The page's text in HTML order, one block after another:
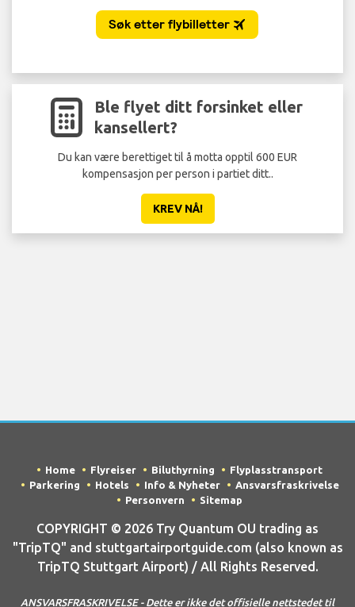
Ble flyet ditt forsinket eller
kansellert?
Du kan være berettiget til å motta opptil 600 EUR
kompensasjon per person i partiet ditt..
KREV NÅ!
Home Flyreiser Biluthyrning
Flyplasstransport
Parkering
Hotels Info & Nyheter
Ansvarsfraskrivelse
Personvern
Sitemap
COPYRIGHT © 2026 Try Quantum OU trading as
"TripTQ" and stuttgartairportguide.com (also known as
TripTQ Stuttgart Airport) / All Rights Reserved.
ANSVARSFRASKRIVELSE - Dette er ikke det offisielle nettstedet til